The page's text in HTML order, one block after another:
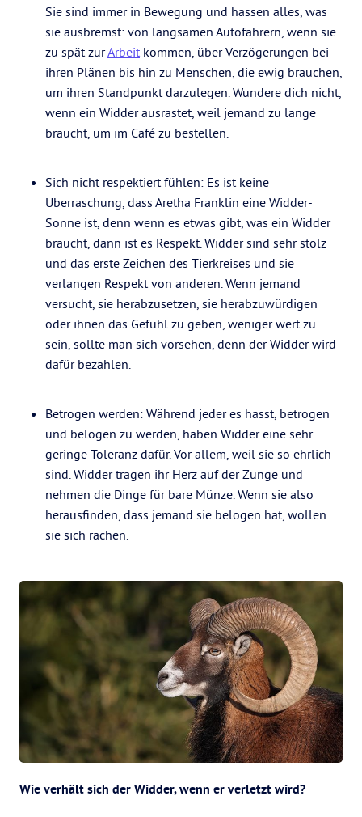
Sie sind immer in Bewegung und hassen alles, was
sie ausbremst: von langsamen Autofahrern, wenn sie
zu spät zurArbeit kommen, über Verzögerungen bei
ihren Plänen bis hin zu Menschen, die ewig brauchen,
um ihren Standpunkt darzulegen. Wundere dich nicht,
wenn ein Widder ausrastet, weil jemand zu lange
braucht, um im Café zu bestellen.
Sich nicht respektiert fühlen: Es ist keine
Überraschung, dass Aretha Franklin eine Widder-
Sonne ist, denn wenn es etwas gibt, was ein Widder
braucht, dann ist es Respekt. Widder sind sehr stolz
und das erste Zeichen des Tierkreises und sie
verlangen Respekt von anderen. Wenn jemand
versucht, sie herabzusetzen, sie herabzuwürdigen
oder ihnen das Gefühl zu geben, weniger wert zu
sein, sollte man sich vorsehen, denn der Widder wird
dafür bezahlen.
Betrogen werden: Während jeder es hasst, betrogen
und belogen zu werden, haben Widder eine sehr
geringe Toleranz dafür. Vor allem, weil sie so ehrlich
sind. Widder tragen ihr Herz auf der Zunge und
nehmen die Dinge für bare Münze. Wenn sie also
herausfinden, dass jemand sie belogen hat, wollen
sie sich rächen.
Wie verhält sich der Widder, wenn er verletzt wird?